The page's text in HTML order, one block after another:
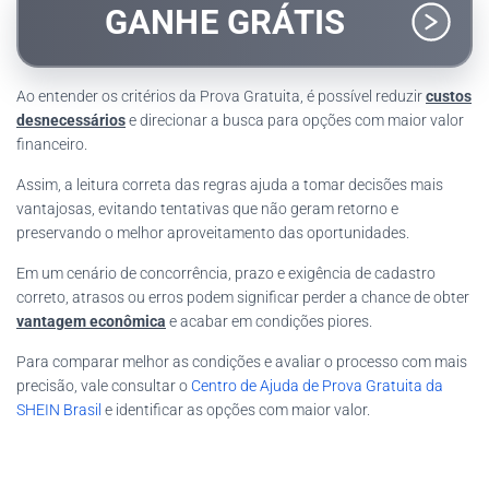
GANHE GRÁTIS
Ao entender os critérios da Prova Gratuita, é possível reduzircustos
desnecessáriose direcionar a busca para opções com maior valor
financeiro.
Assim, a leitura correta das regras ajuda a tomar decisões mais
vantajosas, evitando tentativas que não geram retorno e
preservando o melhor aproveitamento das oportunidades.
Em um cenário de concorrência, prazo e exigência de cadastro
correto, atrasos ou erros podem significar perder a chance de obter
vantagem econômica e acabar em condições piores.
Para comparar melhor as condições e avaliar o processo com mais
precisão, vale consultar o Centro de Ajuda de Prova Gratuita da
SHEIN Brasil e identificar as opções com maior valor.